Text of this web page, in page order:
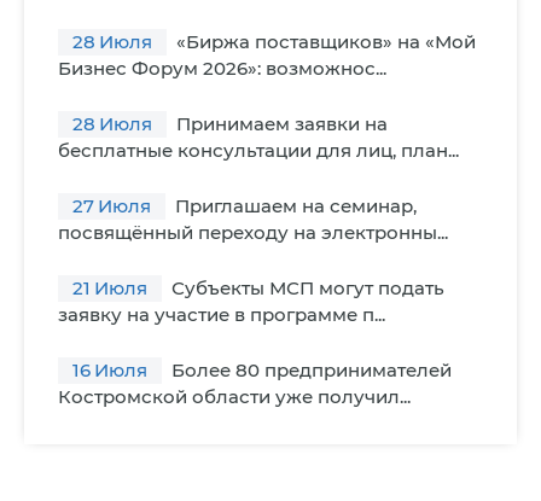
28 Июля
«Биржа поставщиков» на «Мой
Бизнес Форум 2026»: возможнос...
28 Июля
Принимаем заявки на
бесплатные консультации для лиц, план...
27 Июля
Приглашаем на семинар,
посвящённый переходу на электронны...
21 Июля
Субъекты МСП могут подать
заявку на участие в программе п...
16 Июля
Более 80 предпринимателей
Костромской области уже получил...